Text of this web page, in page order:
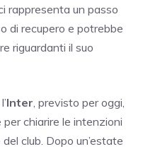
rappresenta un passo
di recupero e potrebbe
riguardanti il suo
Inter, previsto per oggi,
chiarire le intenzioni
club. Dopo un’estate